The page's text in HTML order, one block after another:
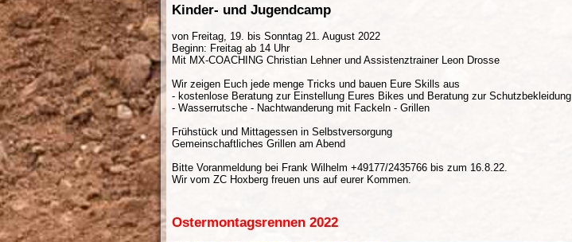
Kinder- und Jugendcamp
von Freitag, 19. bis Sonntag 21. August 2022
Beginn: Freitag ab 14 Uhr
Mit MX-COACHING Christian Lehner und Assistenztrainer Leon Drosse
Wir zeigen Euch jede menge Tricks und bauen Eure Skills aus
- kostenlose Beratung zur Einstellung Eures Bikes und Beratung zur Schutzbekleidung
- Wasserrutsche - Nachtwanderung mit Fackeln - Grillen
Frühstück und Mittagessen in Selbstversorgung
Gemeinschaftliches Grillen am Abend
Bitte Voranmeldung bei Frank Wilhelm +49177/2435766 bis zum 16.8.22.
Wir vom ZC Hoxberg freuen uns auf eurer Kommen.
Ostermontagsrennen 2022